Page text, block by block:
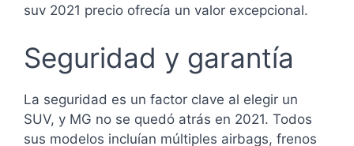
suv 2021 precio ofrecía un valor excepcional.
Seguridad y garantía
La seguridad es un factor clave al elegir un
SUV, y MG no se quedó atrás en 2021. Todos
sus modelos incluían múltiples airbags, frenos